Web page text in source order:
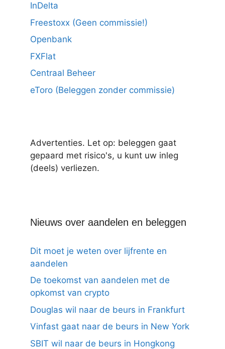
InDelta
Freestoxx (Geen commissie!)
Openbank
FXFlat
Centraal Beheer
eToro (Beleggen zonder commissie)
Advertenties. Let op: beleggen gaat
gepaard met risico's, u kunt uw inleg
(deels) verliezen.
Nieuws over aandelen en beleggen
Dit moet je weten over lijfrente en
aandelen
De toekomst van aandelen met de
opkomst van crypto
Douglas wil naar de beurs in Frankfurt
Vinfast gaat naar de beurs in New York
SBIT wil naar de beurs in Hongkong